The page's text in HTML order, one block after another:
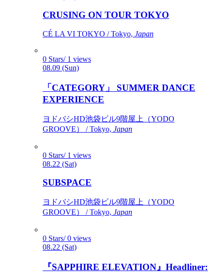
CRUSING ON TOUR TOKYO
CÉ LA VI TOKYO / Tokyo, Japan
0 Stars/ 1 views
08.09 (Sun)
「CATEGORY」 SUMMER DANCE
EXPERIENCE
ヨドバシHD池袋ビル9階屋上（YODO
GROOVE） / Tokyo, Japan
0 Stars/ 1 views
08.22 (Sat)
SUBSPACE
ヨドバシHD池袋ビル9階屋上（YODO
GROOVE） / Tokyo, Japan
0 Stars/ 0 views
08.22 (Sat)
『SAPPHIRE ELEVATION』Headliner: